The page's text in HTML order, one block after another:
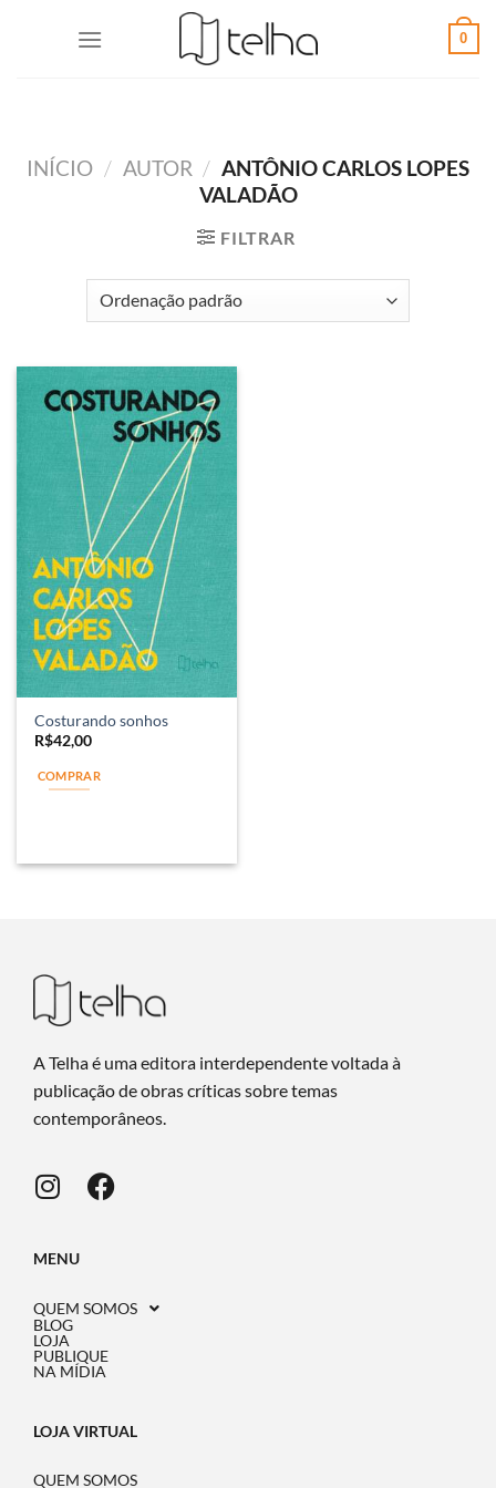
0
INÍCIO / AUTOR / ANTÔNIO CARLOS LOPES
VALADÃO
FILTRAR
Costurando sonhos
R$42,00
COMPRAR
A Telha é uma editora interdependente voltada à
publicação de obras críticas sobre temas
contemporâneos.
MENU
QUEM SOMOS
BLOG
LOJA
PUBLIQUE
NA MÍDIA
LOJA VIRTUAL
QUEM SOMOS